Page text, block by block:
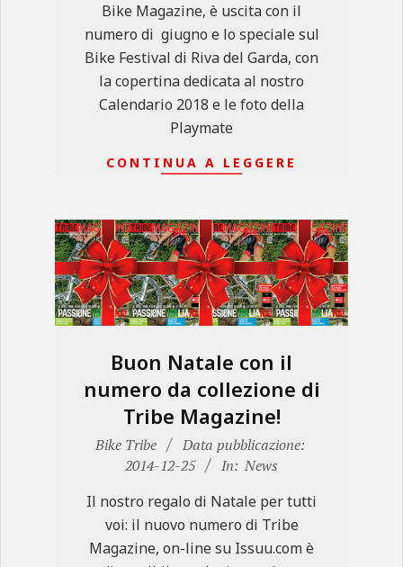
Bike Magazine, è uscita con il
numero di giugno e lo speciale sul
Bike Festival di Riva del Garda, con
la copertina dedicata al nostro
Calendario 2018 e le foto della
Playmate
CONTINUA A LEGGERE
Buon Natale con il
numero da collezione di
Tribe Magazine!
2014-
Bike Tribe
Data pubblicazione:
2014-12-25
In: News
Il nostro regalo di Natale per tutti
voi: il nuovo numero di Tribe
Magazine, on-line su Issuu.com è